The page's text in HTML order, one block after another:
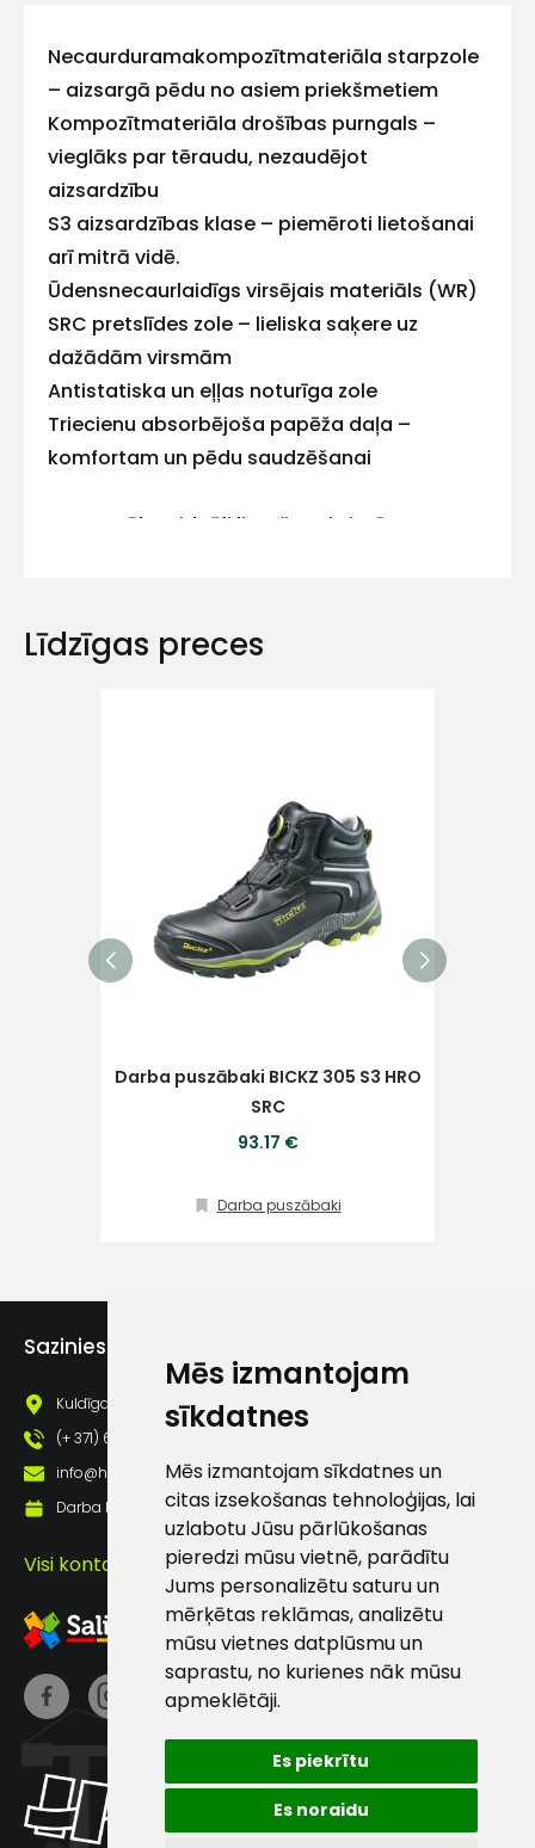
Mēs izmantojam
sīkdatnes
Mēs izmantojam sīkdatnes un
citas izsekošanas tehnoloģijas, lai
uzlabotu Jūsu pārlūkošanas
pieredzi mūsu vietnē, parādītu
Jums personalizētu saturu un
mērķētas reklāmas, analizētu
mūsu vietnes datplūsmu un
saprastu, no kurienes nāk mūsu
apmeklētāji.
Es piekrītu
Es noraidu
Necaurduramakompozītmateriāla starpzole
– aizsargā pēdu no asiem priekšmetiem
Kompozītmateriāla drošības purngals –
vieglāks par tēraudu, nezaudējot
aizsardzību
S3 aizsardzības klase – piemēroti lietošanai
arī mitrā vidē.
Ūdensnecaurlaidīgs virsējais materiāls (WR)
SRC pretslīdes zole – lieliska saķere uz
dažādām virsmām
Antistatiska un eļļas noturīga zole
Triecienu absorbējoša papēža daļa –
komfortam un pēdu saudzēšanai
Bez metāla – ideāli lietošanai vietās ar
Līdzīgas preces
Darba puszābaki BICKZ 305 S3 HRO
SRC
93.17 €
Darba puszābaki
Sazinies ar mums
Kuldīgas iela 69a, Saldus, Saldus nov., LV - 3801
(+ 371) 63 881 186
info@hards.lv
Darba laiks: Darbadienās: 8:00 - 17:00
Visi kontakti
Sazinies
ar
mums!
pēc
iespējas
ātrāk
Vārds
E-pasts
Piekrītu SIA Hards
pastā
Darbdienās:
8:00 – 17:00
186
info@hards.lv
+